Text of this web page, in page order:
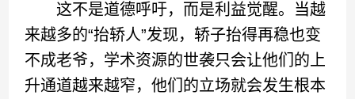
这不是道德呼吁，而是利益觉醒。当越
来越多的“抬轿人”发现，轿子抬得再稳也变
不成老爷，学术资源的世袭只会让他们的上
升通道越来越窄，他们的立场就会发生根本